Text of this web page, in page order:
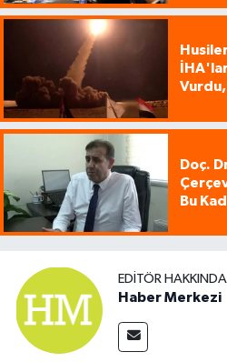
Doç.
Bu
EDITÖR HAKKINDA
Haber Merkezi